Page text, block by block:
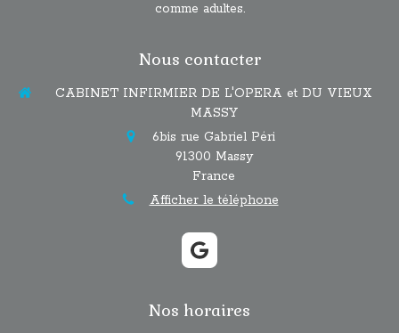
comme adultes.
Nous contacter
CABINET INFIRMIER DE L'OPERA et DU VIEUX
MASSY
6bis rue Gabriel Péri
91300 Massy
France
Afficher le téléphone
Nos horaires